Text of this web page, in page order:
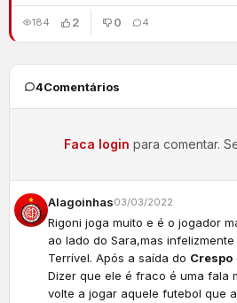
184 2 0 4
4Comentários
Faca login para comentar.
Alagoinhas03/03/2022
Rigoni joga muito e é o jogador
ao lado do Sara,mas
Terrível. Após a saída do Crespo
Dizer que ele é fraco é uma fala
volte a jogar aquele futebol que